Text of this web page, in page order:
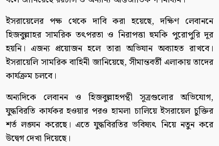
ইসরায়েলের পক্ষ থেকে দাবি করা হয়েছে, দক্ষিণ লেবাননে
হিজবুল্লাহর সামরিক তৎপরতা ও নিরাপত্তা হুমকি পুরোপুরি দূর
হয়নি। এজন্য প্রয়োজন হলে তারা অভিযান অব্যাহত রাখবে।
ইসরায়েলি সামরিক বাহিনী জানিয়েছে, সীমান্তবর্তী এলাকায় তাদের
কার্যক্রম চলবে।
অন্যদিকে লেবানন ও হিজবুল্লাহপন্থী সূত্রগুলোর অভিযোগ,
যুদ্ধবিরতি কার্যকর হওয়ার পরও হামলা চালিয়ে ইসরায়েল চুক্তির
শর্ত লঙ্ঘন করেছে। এতে যুদ্ধবিরতির ভবিষ্যৎ নিয়ে নতুন করে
উদ্বেগ দেখা দিয়েছে।